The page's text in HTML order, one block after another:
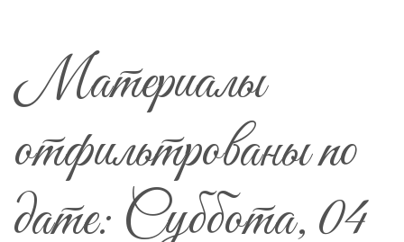
Материалы
отфильтрованы по
дате: Суббота, 04